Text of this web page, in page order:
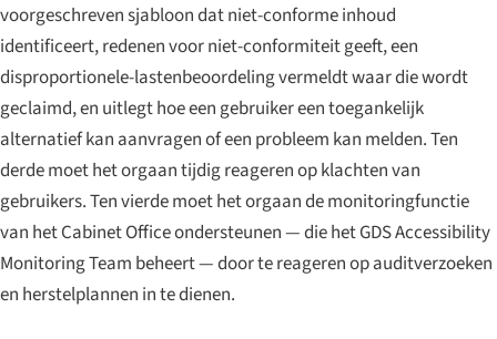
voorgeschreven sjabloon dat niet-conforme inhoud
identificeert, redenen voor niet-conformiteit geeft, een
disproportionele-lastenbeoordeling vermeldt waar die wordt
geclaimd, en uitlegt hoe een gebruiker een toegankelijk
alternatief kan aanvragen of een probleem kan melden. Ten
derde moet het orgaan tijdig reageren op klachten van
gebruikers. Ten vierde moet het orgaan de monitoringfunctie
van het Cabinet Office ondersteunen — die het GDS Accessibility
Monitoring Team beheert — door te reageren op auditverzoeken
en herstelplannen in te dienen.